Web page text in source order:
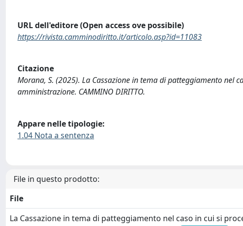
URL dell'editore (Open access ove possibile)
https://rivista.camminodiritto.it/articolo.asp?id=11083
Citazione
Morana, S. (2025). La Cassazione in tema di patteggiamento nel
amministrazione. CAMMINO DIRITTO.
Appare nelle tipologie:
1.04 Nota a sentenza
File in questo prodotto:
File
La Cassazione in tema di patteggiamento nel caso in cui si